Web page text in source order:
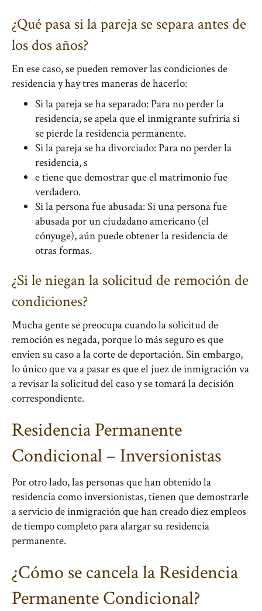
¿Qué pasa si la pareja se separa antes de
los dos años?
En ese caso, se pueden remover las condiciones de
residencia y hay tres maneras de hacerlo:
Si la pareja se ha separado: Para no perder la
residencia, se apela que el inmigrante sufriría si
se pierde la residencia permanente.
Si la pareja se ha divorciado: Para no perder la
residencia, s
e tiene que demostrar que el matrimonio fue
verdadero.
Si la persona fue abusada: Si una persona fue
abusada por un ciudadano americano (el
cónyuge), aún puede obtener la residencia de
otras formas.
¿Si le niegan la solicitud de remoción de
condiciones?
Mucha gente se preocupa cuando la solicitud de
remoción es negada, porque lo más seguro es que
envíen su caso a la corte de deportación. Sin embargo,
lo único que va a pasar es que el juez de inmigración va
a revisar la solicitud del caso y se tomará la decisión
correspondiente.
Residencia Permanente
Condicional – Inversionistas
Por otro lado, las personas que han obtenido la
residencia como inversionistas, tienen que demostrarle
a servicio de inmigración que han creado diez empleos
de tiempo completo para alargar su residencia
permanente.
¿Cómo se cancela la Residencia
Permanente Condicional?